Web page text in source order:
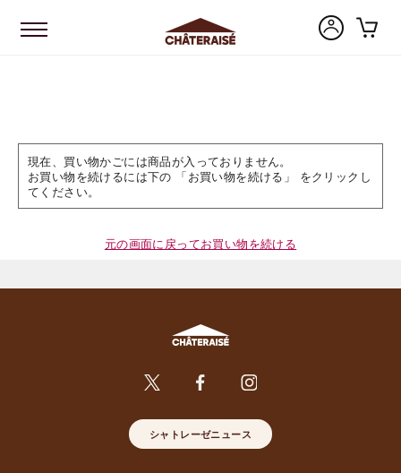
現在、買い物かごには商品が入っておりません。
お買い物を続けるには下の 「お買い物を続ける」 をクリックし
てください。
元の画面に戻ってお買い物を続ける
シャトレーゼニュース